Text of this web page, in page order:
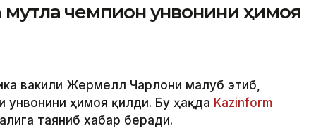
чемпион унвонини ҳимоя
вакили Жермелл Чарлони мағлуб этиб,
ҳимоя қилди. Бу ҳақда Kazinform
таяниб хабар беради.